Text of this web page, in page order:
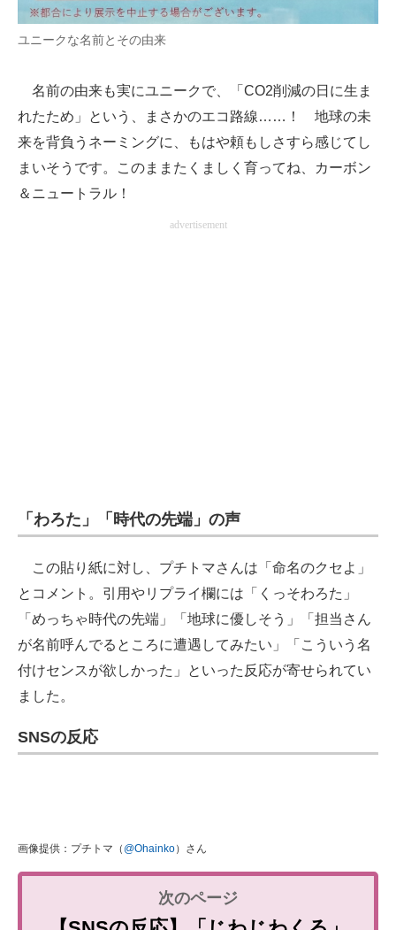
ユニークな名前とその由来
名前の由来も実にユニークで、「CO2削減の日に生ま
れたため」という、まさかのエコ路線……！ 地球の未
来を背負うネーミングに、もはや頼もしさすら感じてし
まいそうです。このままたくましく育ってね、カーボン
＆ニュートラル！
advertisement
「わろた」「時代の先端」の声
この貼り紙に対し、プチトマさんは「命名のクセよ」
とコメント。引用やリプライ欄には「くっそわろた」
「めっちゃ時代の先端」「地球に優しそう」「担当さん
が名前呼んでるところに遭遇してみたい」「こういう名
付けセンスが欲しかった」といった反応が寄せられてい
ました。
SNSの反応
画像提供：プチトマ（ @Ohainko）さん